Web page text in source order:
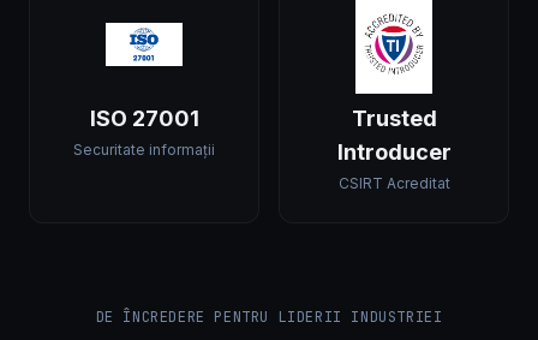
ISO 27001
Securitate informații
Trusted
Introducer
CSIRT Acreditat
DE ÎNCREDERE PENTRU LIDERII INDUSTRIEI